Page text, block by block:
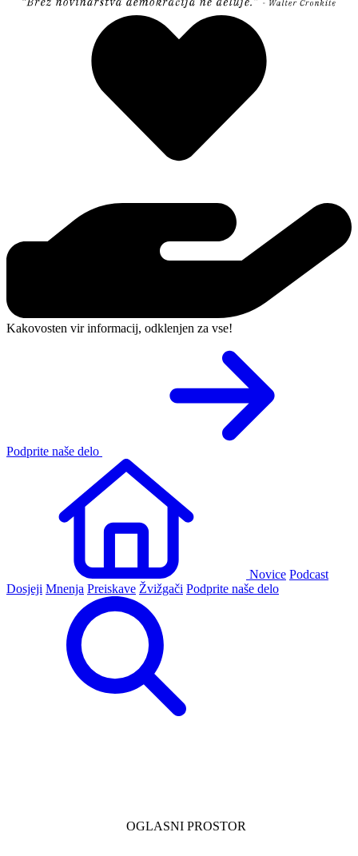
Kakovosten vir informacij, odklenjen za vse!
Podprite naše delo
Novice Podcast
Dosjeji Mnenja Preiskave Žvižgači Podprite naše delo